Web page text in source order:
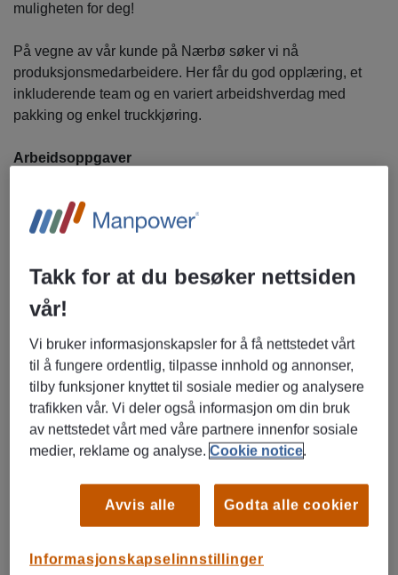
muligheten for deg!
På vegne av vår kunde på Nærbø søker vi nå
produksjonsmedarbeidere. Her får du god opplæring, et
inkluderende team og en variert arbeidshverdag med
pakking og enkel truckkjøring.
Arbeidsoppgaver
Bistå i produksjonen der det er behov
Bidra til orden, hygiene og sikkerhet i produksjonsområdet
Vi ser etter deg som:
Har god arbeidsmoral og møter presis
Er fysisk i stand til å utføre arbeid som innebærer ståing
og noe løft
Er nøyaktig, samarbeidsvillig og trives i team
Kvalifikasjoner
Erfaring fra industri eller næringsmiddel er positivt, men
ikke nødvendig
Arbeidssted: Nærbø
Oppstart: snarest
Varighet: 4 måneder, med mulighet for forlengelse
Takk for at du besøker nettsiden
vår!
Vi bruker informasjonskapsler for å få nettstedet vårt
til å fungere ordentlig, tilpasse innhold og annonser,
tilby funksjoner knyttet til sosiale medier og analysere
trafikken vår. Vi deler også informasjon om din bruk
av nettstedet vårt med våre partnere innenfor sosiale
medier, reklame og analyse.Cookie notice.
Informasjonskapselinnstillinger
Avvis alle Godta alle cookier